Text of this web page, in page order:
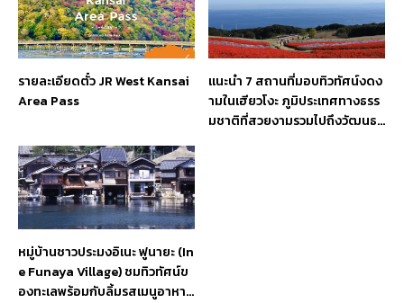
รายละเอียดตั๋ว JR West Kansai
Area Pass
แนะนำ 7 สถานที่มอบทิวทัศน์งดง
ามในเฮียวโงะ ภูมิประเทศทางธรร
มชาติที่สวยงามรวมไปถึงวัฒนธร
หมู่บ้านชาวประมงอิเนะ ฟูนายะ (In
e Funaya Village) ชมทิวทัศน์ข
องทะเลพร้อมกับลิ้มรสเมนูอาหาร